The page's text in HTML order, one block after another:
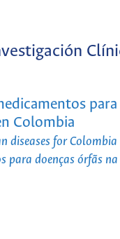
para
Colombia
diseases for Colombia
para doenças órfãs